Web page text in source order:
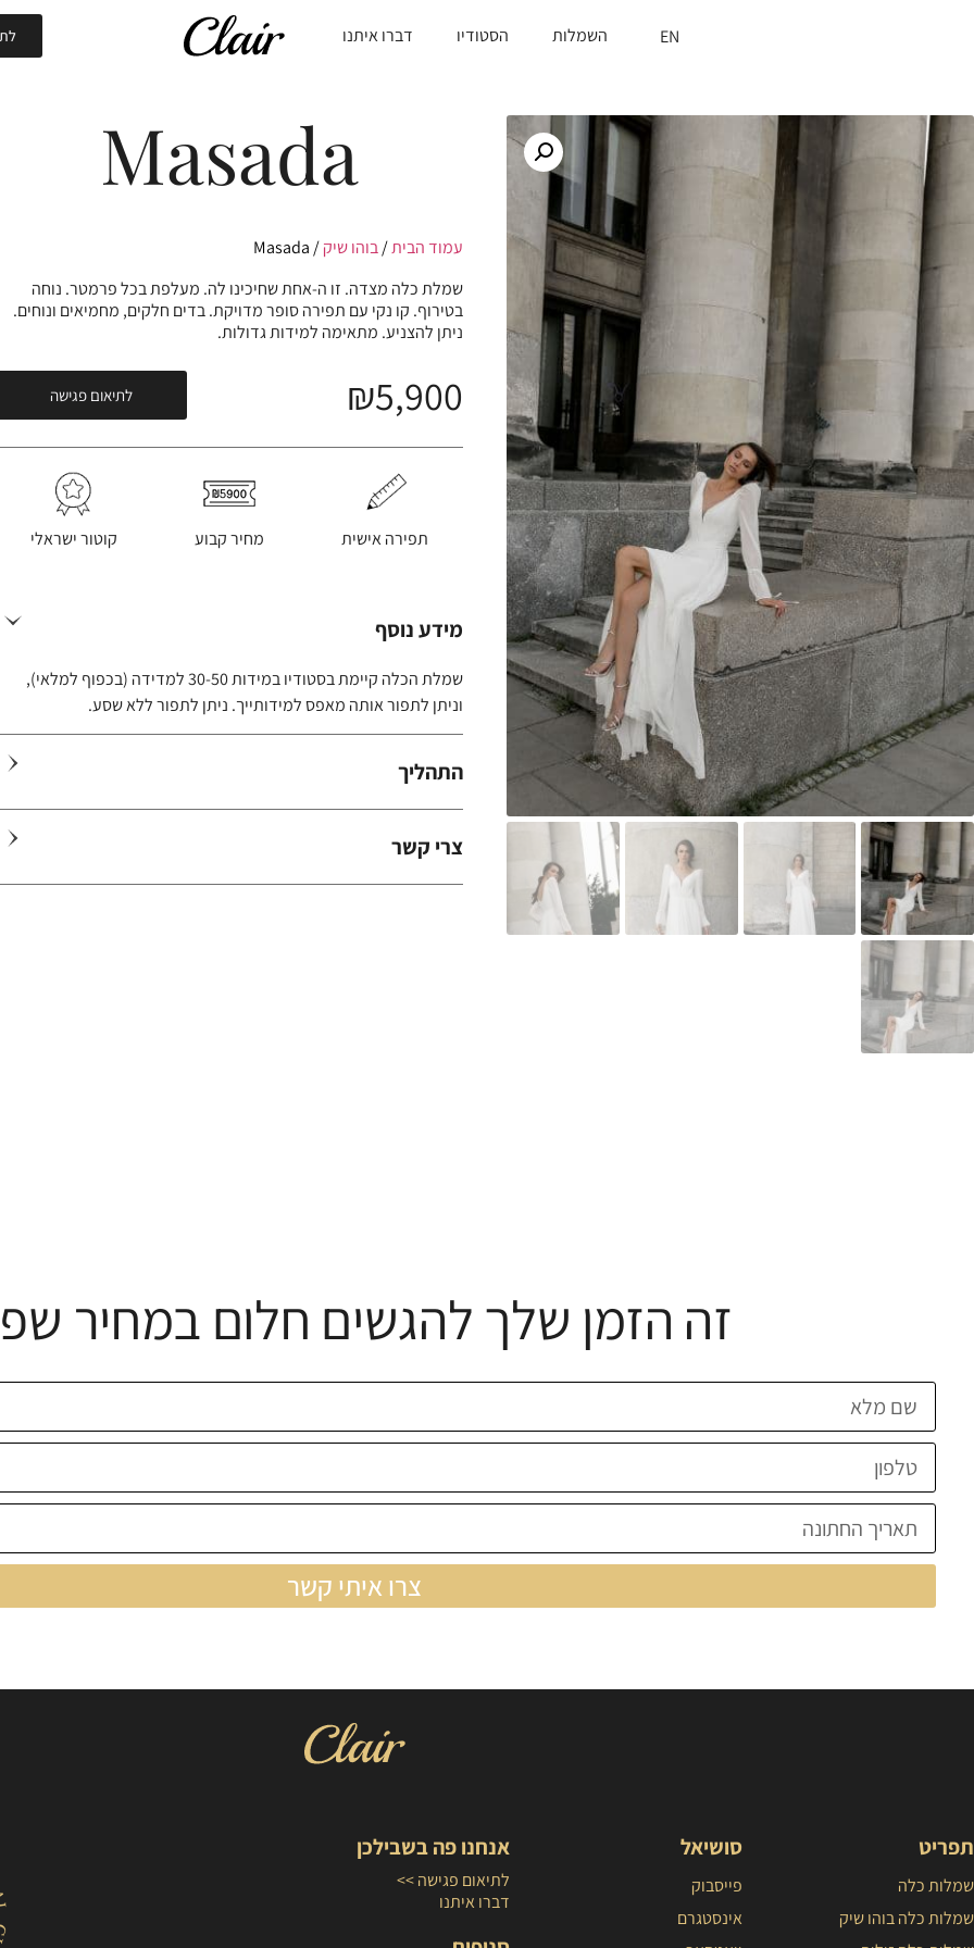
EN השמלות הסטודיו דברו איתנו
Masada
עמוד הבית/בוהו שיק/ Masada
שמלת כלה מצדה. זו ה-אחת שחיכינו לה. מעלפת בכל פרמטר. נוחה
בטירוף. קו נקי עם תפירה סופר מדויקת. בדים חלקים, מחמיאים ונוחים.
ניתן להצניע. מתאימה למידות גדולות.
₪5,900 לתיאום פגישה
תפירה אישית מחיר קבוע קוטור ישראלי
מידע נוסף
שמלת הכלה קיימת בסטודיו במידות 30-50 למדידה (בכפוף למלאי),
וניתן לתפור אותה מאפס למידותייך. ניתן לתפור ללא שסע.
התהליך
צרי קשר
זה הזמן שלך להגשים חלום במחיר
צרו איתי קשר
תפריט
שמלות כלה
שמלות כלה בוהו שיק
סושיאל
פייסבוק
אינסטגרם
אנחנו פה בשבילכן
לתיאום פגישה >>
דברו איתנו